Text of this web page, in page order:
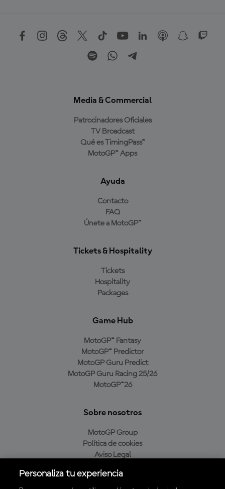
Media & Commercial
Patrocinadores Oficiales
TV Broadcast
Qué es TimingPass™
MotoGP™ Apps
Ayuda
Contacto
FAQ
Únete a MotoGP™
Tickets & Hospitality
Tickets
Hospitality
Packages
Game Hub
MotoGP™ Fantasy
MotoGP™ Predictor
MotoGP Guru Predict
MotoGP Guru Racing 25/26
MotoGP™26
Sobre nosotros
MotoGP Group
Política de cookies
Aviso Legal
Política de compra
Personaliza tu experiencia